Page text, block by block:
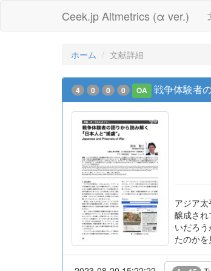
Ceek.jp Altmetrics (α ver.)
ホーム 文献詳細
4 0 0 0 OA 戦争体験者
アジア
醸成さ
いだろ
たのか